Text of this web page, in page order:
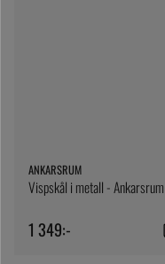
ANKARSRUM
Vispskål i metall - Ankarsrum
1 349:-